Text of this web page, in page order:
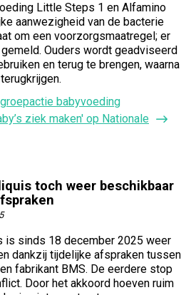
Little Steps 1 en Alfamino
aanwezigheid van de bacterie
om een voorzorgsmaatregel; er
Ouders wordt geadviseerd
en terug te brengen, waarna
babyvoeding
ziek maken' op Nationale
toch weer beschikbaar
is sinds 18 december 2025 weer
dankzij tijdelijke afspraken tussen
fabrikant BMS. De eerdere stop
Door het akkoord hoeven ruim